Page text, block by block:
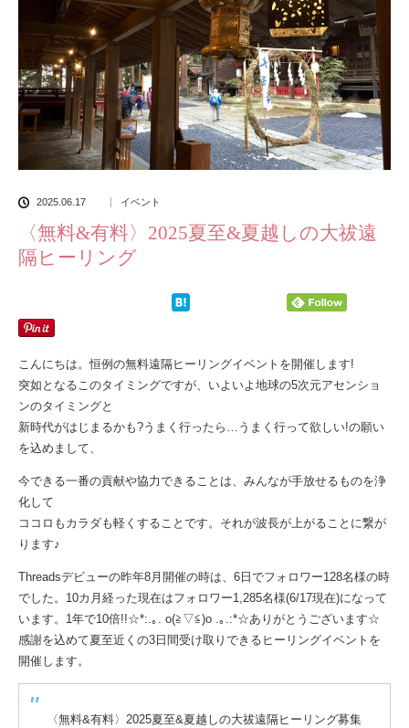
2025.06.17 イベント
〈無料&有料〉2025夏至&夏越しの大祓遠
隔ヒーリング
こんにちは。恒例の無料遠隔ヒーリングイベントを開催します!
突如となるこのタイミングですが、いよいよ地球の5次元アセンショ
ンのタイミングと
新時代がはじまるかも?うまく行ったら…うまく行って欲しい!の願い
を込めまして、
今できる一番の貢献や協力できることは、みんなが手放せるものを浄
化して
ココロもカラダも軽くすることです。それが波長が上がることに繋が
ります♪
Threadsデビューの昨年8月開催の時は、6日でフォロワー128名様の時
でした。10カ月経った現在はフォロワー1,285名様(6/17現在)になって
います。1年で10倍!!☆*:.｡. o(≧▽≦)o .｡.:*☆ありがとうございます☆
感謝を込めて夏至近くの3日間受け取りできるヒーリングイベントを
開催します。
〈無料&有料〉2025夏至&夏越しの大祓遠隔ヒーリング募集